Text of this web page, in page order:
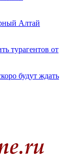
Алтай
турагентов от
будут ждать